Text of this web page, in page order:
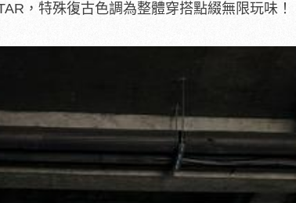
，特殊復古色調為整體穿搭點綴無限玩味！